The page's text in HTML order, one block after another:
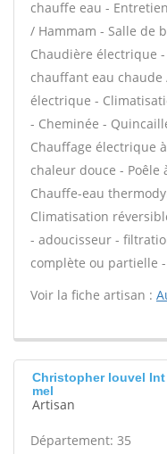
chauffe eau -
/ Hammam - Salle de
Chaudière électrique
chauffant eau
électrique -
- Cheminée -
Chauffage électrique
chaleur douce - Poêle
Chauffe-eau
Climatisation
- adoucisseur -
complète ou partielle -
Voir la fiche artisan :
Christopher louvel
mel
Artisan
Département: 35